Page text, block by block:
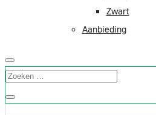
Zwart
Aanbieding
Leveren jullie aan bedrijven?